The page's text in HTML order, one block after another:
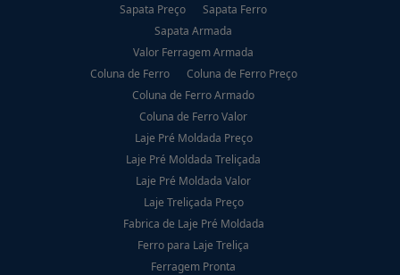
Sapata Preço
Sapata Ferro
Sapata Armada
Valor Ferragem Armada
Coluna de Ferro
Coluna de Ferro Preço
Coluna de Ferro Armado
Coluna de Ferro Valor
Laje Pré Moldada Preço
Laje Pré Moldada Treliçada
Laje Pré Moldada Valor
Laje Treliçada Preço
Fabrica de Laje Pré Moldada
Ferro para Laje Treliça
Ferragem Pronta